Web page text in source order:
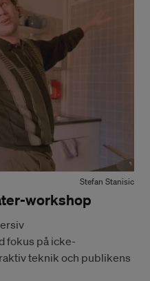
Stefan Stanisic
workshop
fokus på icke-
teknik och publikens